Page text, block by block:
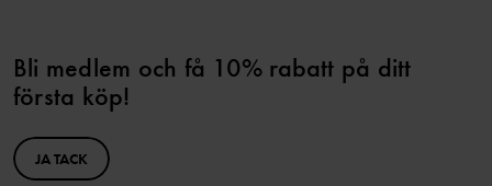
Bli medlem och få 10% rabatt på ditt
första köp!
JA TACK